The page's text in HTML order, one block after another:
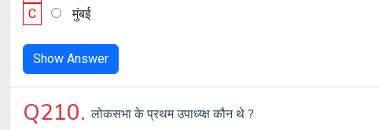
C
मुंबई
Show Answer
Q210.लोकसभा के प्रथम उपाध्य्क्ष कौन थे ?